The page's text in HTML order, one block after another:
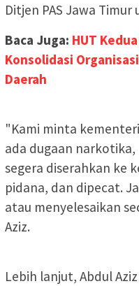
Ditjen PAS Jawa
Baca Juga: HUT
Konsolidasi
Daerah
"Kami minta
ada dugaan
segera diserahkan ke
pidana, dan dipecat.
atau menyelesaikan
Aziz.
Lebih lanjut, Abdul